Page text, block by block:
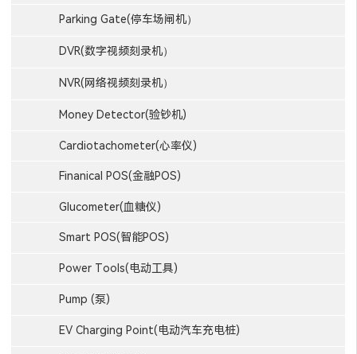
Parking Gate(停车场闸机）
DVR(数字视频刻录机）
NVR(网络视频刻录机）
Money Detector(验钞机)
Cardiotachometer(心率仪)
Finanical POS(金融POS)
Glucometer(血糖仪)
Smart POS(智能POS)
Power Tools(电动工具)
Pump (泵)
EV Charging Point(电动汽车充电桩)